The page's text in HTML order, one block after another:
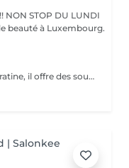
NON STOP DU LUNDI
Réalisé avec un soin nourrissant à la kératine, il offre des sourcils naturels et harmonieux jusqu'à 6 à 8 semaines